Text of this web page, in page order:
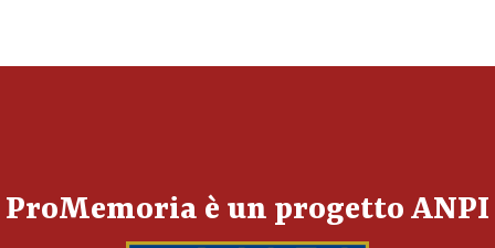
ProMemoria è un progetto ANPI